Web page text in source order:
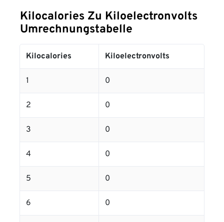
Kilocalories Zu Kiloelectronvolts
Umrechnungstabelle
Kilocalories Kiloelectronvolts
1 0
2 0
3 0
4 0
5 0
6 0